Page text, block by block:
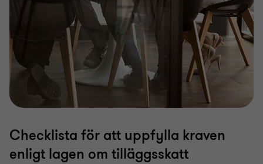
Checklista för att uppfylla kraven
enligt lagen om tilläggsskatt